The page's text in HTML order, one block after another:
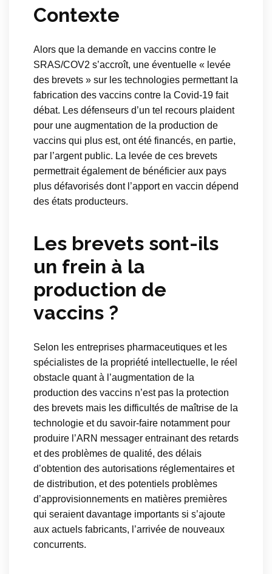
Contexte
Alors que la demande en vaccins contre le
SRAS/COV2 s’accroît, une éventuelle « levée
des brevets » sur les technologies permettant la
fabrication des vaccins contre la Covid-19 fait
débat. Les défenseurs d’un tel recours plaident
pour une augmentation de la production de
vaccins qui plus est, ont été financés, en partie,
par l’argent public. La levée de ces brevets
permettrait également de bénéficier aux pays
plus défavorisés dont l’apport en vaccin dépend
des états producteurs.
Les brevets sont-ils
un frein à la
production de
vaccins ?
Selon les entreprises pharmaceutiques et les
spécialistes de la propriété intellectuelle, le réel
obstacle quant à l’augmentation de la
production des vaccins n’est pas la protection
des brevets mais les difficultés de maîtrise de la
technologie et du savoir-faire notamment pour
produire l’ARN messager entrainant des retards
et des problèmes de qualité, des délais
d’obtention des autorisations réglementaires et
de distribution, et des potentiels problèmes
d’approvisionnements en matières premières
qui seraient davantage importants si s’ajoute
aux actuels fabricants, l’arrivée de nouveaux
concurrents.